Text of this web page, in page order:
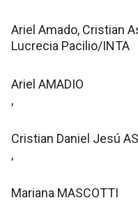
Ariel Amado, Cristian
Lucrecia Pacilio/INTA
Ariel AMADIO
,
Cristian Daniel Jesú
,
Mariana MASCOTTI